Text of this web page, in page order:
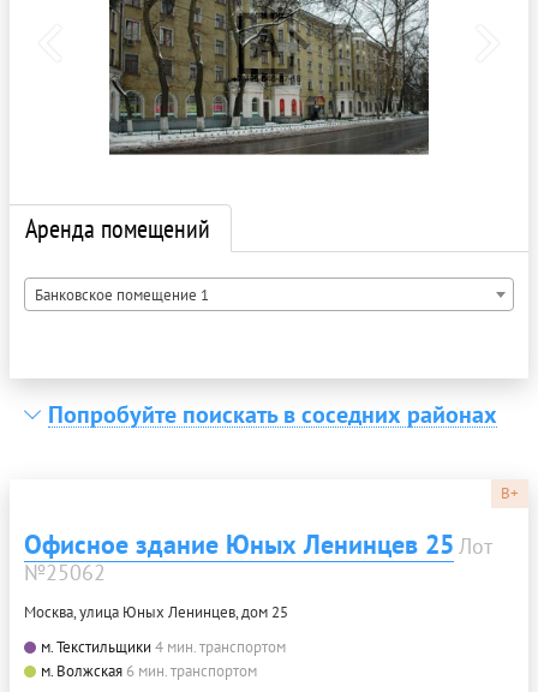
Аренда помещений
Банковское помещение 1
Попробуйте поискать в соседних районах
B+
Офисное здание Юных Ленинцев 25 Лот
№25062
Москва, улица Юных Ленинцев, дом 25
м. Текстильщики 4 мин. транспортом
м. Волжская 6 мин. транспортом